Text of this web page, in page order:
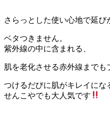
さらっとした使い心地で延び
ベタつきません。
紫外線の中に含まれる、
肌を老化させる赤外線までも
つけるだびに肌がキレイにな
せんこやでも大人気です